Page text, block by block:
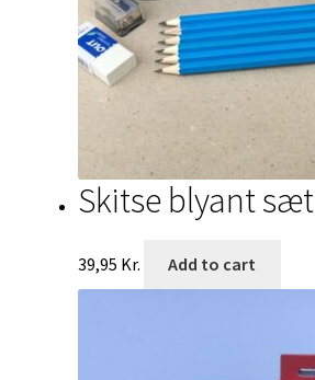
Skitse blyant sæt
39,95 Kr. Add to cart